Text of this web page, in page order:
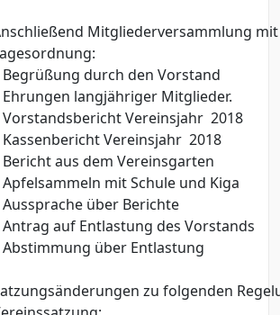
Mitgliederversammlung
durch den Vorstand
langjähriger Mitglieder.
Vereinsjahr 2018
Vereinsjahr 2018
aus dem Vereinsgarten
mit Schule und Kiga
über Berichte
auf Entlastung des Vorstands
über Entlastung
zu folgenden